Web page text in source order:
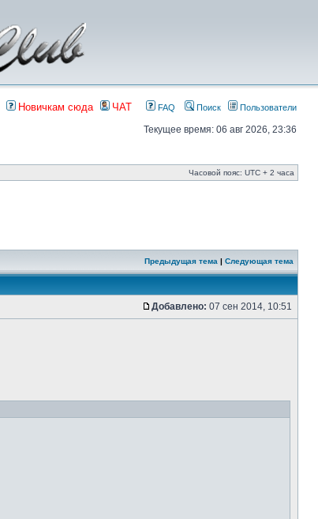
Новичкам сюда ЧАТ FAQ Поиск Пользователи
Текущее время: 06 авг 2026, 23:36
Часовой пояс: UTC + 2 часа
Предыдущая тема | Следующая тема
Добавлено: 07 сен 2014, 10:51